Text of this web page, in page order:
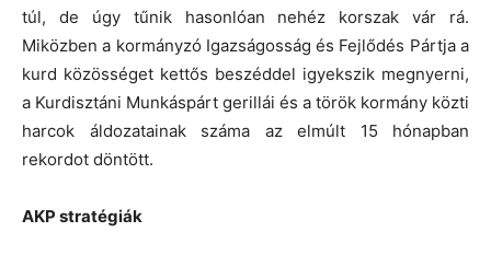
túl, de úgy tűnik hasonlóan nehéz korszak vár rá.
Miközben a kormányzó Igazságosság és Fejlődés Pártja a
kurd közösséget kettős beszéddel igyekszik megnyerni,
a Kurdisztáni Munkáspárt gerillái és a török kormány közti
harcok áldozatainak száma az elmúlt 15 hónapban
rekordot döntött.
AKP stratégiák